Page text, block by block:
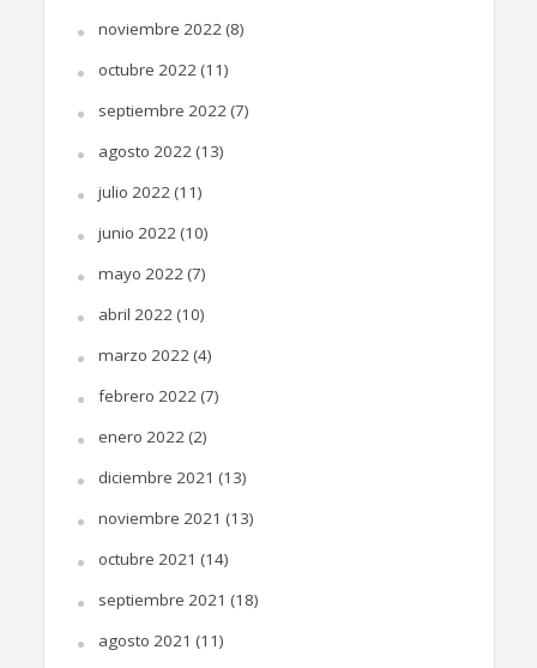
noviembre 2022(8)
octubre 2022(11)
septiembre 2022(7)
agosto 2022(13)
julio 2022(11)
junio 2022(10)
mayo 2022(7)
abril 2022(10)
marzo 2022(4)
febrero 2022(7)
enero 2022(2)
diciembre 2021 (13)
noviembre 2021 (13)
octubre 2021 (14)
septiembre 2021 (18)
agosto 2021 (11)